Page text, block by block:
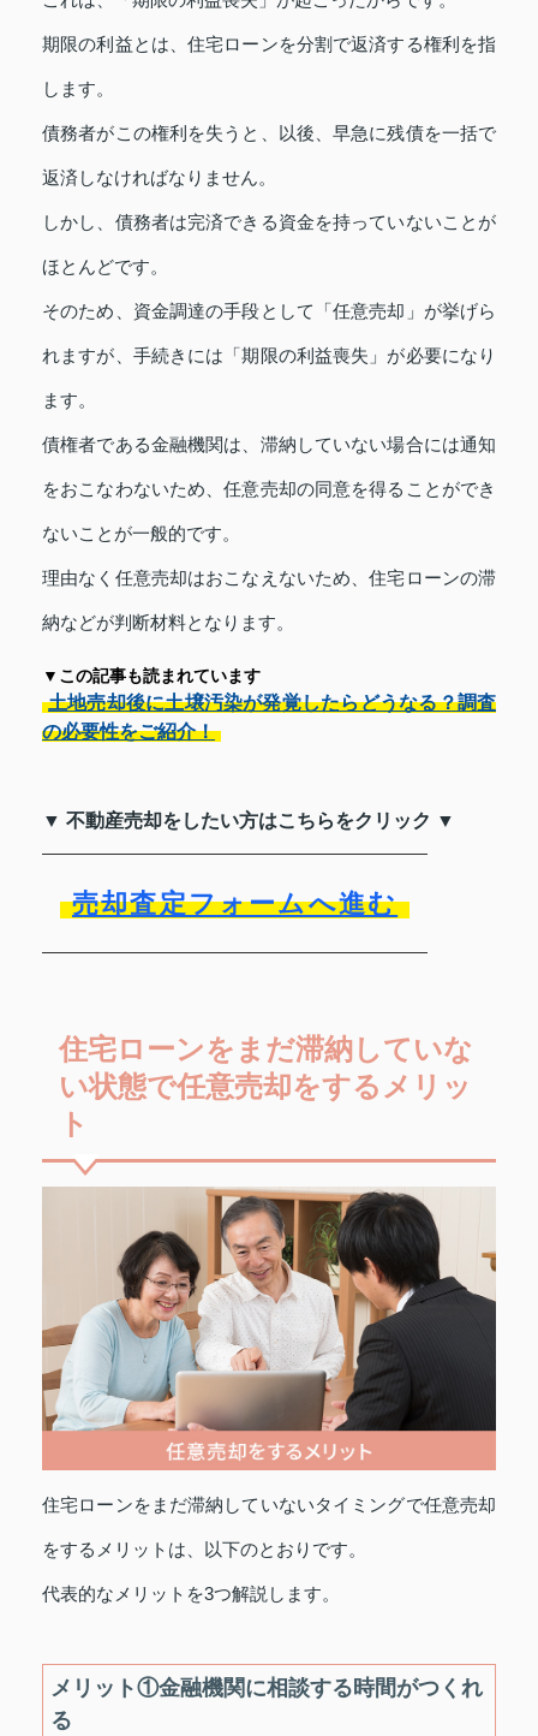
期限の利益とは、住宅ローンを分割で返済する権利を指
します。
債務者がこの権利を失うと、以後、早急に残債を一括で
返済しなければなりません。
しかし、債務者は完済できる資金を持っていないことが
ほとんどです。
そのため、資金調達の手段として「任意売却」が挙げら
れますが、手続きには「期限の利益喪失」が必要になり
ます。
債権者である金融機関は、滞納していない場合には通知
をおこなわないため、任意売却の同意を得ることができ
ないことが一般的です。
理由なく任意売却はおこなえないため、住宅ローンの滞
納などが判断材料となります。
▼この記事も読まれています
土地売却後に土壌汚染が発覚したらどうなる？調査
の必要性をご紹介！
▼ 不動産売却をしたい方はこちらをクリック ▼
売却査定フォームへ進む
住宅ローンをまだ滞納していな
い状態で任意売却をするメリッ
ト
住宅ローンをまだ滞納していないタイミングで任意売却
をするメリットは、以下のとおりです。
代表的なメリットを3つ解説します。
メリット①金融機関に相談する時間がつくれ
る